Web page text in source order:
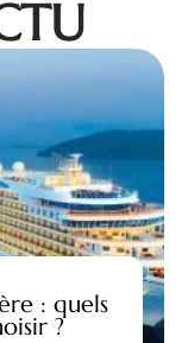
: quels
?